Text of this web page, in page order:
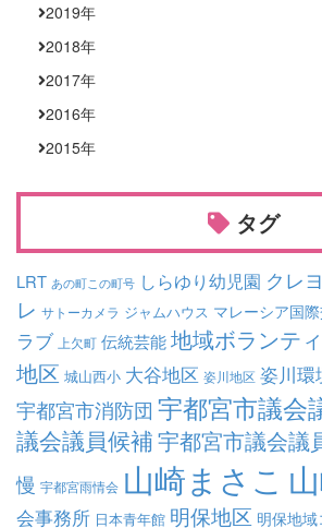
2019年
2018年
2017年
2016年
2015年
タグ
LRT あの町この町号 しらゆり幼児園 クレ
レ サトーカメラ ジャムハウス マレーシア国
ラブ 上欠町 伝統芸能地域ボランテ
地区 城山西小 大谷地区 姿川地区 姿川環
宇都宮市消防団 宇都宮市議会
議会議員候補宇都宮市議会議
慢 宇都宮雨情会 山崎まさこ
会事務所 日本青年館 明保地区 明保地